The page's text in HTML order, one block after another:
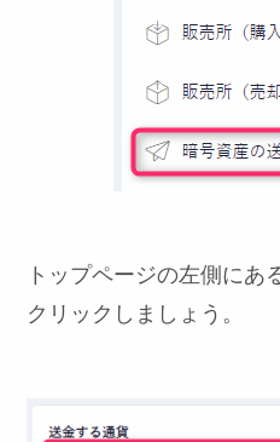
トップページの左側にあ
クリックしましょう。